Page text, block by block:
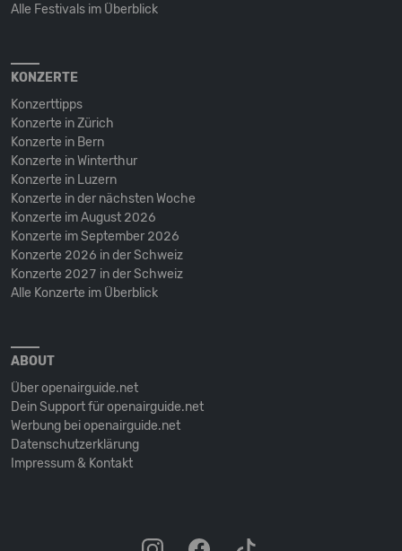
Alle Festivals im Überblick
KONZERTE
Konzerttipps
Konzerte in Zürich
Konzerte in Bern
Konzerte in Winterthur
Konzerte in Luzern
Konzerte in der nächsten Woche
Konzerte im August 2026
Konzerte im September 2026
Konzerte 2026 in der Schweiz
Konzerte 2027 in der Schweiz
Alle Konzerte im Überblick
ABOUT
Über openairguide.net
Dein Support für openairguide.net
Werbung bei openairguide.net
Datenschutz­erklärung
Impressum & Kontakt